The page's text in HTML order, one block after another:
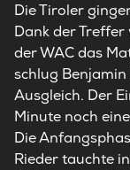
Die Tiroler
Dank der
der WAC das
schlug
Ausgleich. Der
Minute noch
Die
Rieder tauchte